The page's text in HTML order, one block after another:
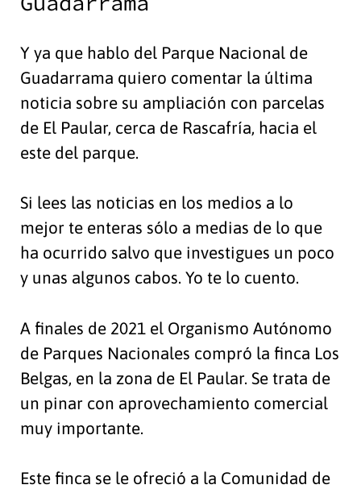
Y ya que hablo del Parque Nacional de
Guadarrama quiero comentar la última
noticia sobre su ampliación con parcelas
de El Paular, cerca de Rascafría, hacia el
este del parque.
Si lees las noticias en los medios a lo
mejor te enteras sólo a medias de lo que
ha ocurrido salvo que investigues un poco
y unas algunos cabos. Yo te lo cuento.
A finales de 2021 el Organismo Autónomo
de Parques Nacionales compró la finca Los
Belgas, en la zona de El Paular. Se trata de
un pinar con aprovechamiento comercial
muy importante.
Este finca se le ofreció a la Comunidad de